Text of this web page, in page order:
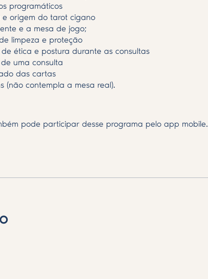
programáticos
e origem do tarot cigano
e a mesa de jogo;
limpeza e proteção
de ética e postura durante as consultas
uma consulta
das cartas
(não contempla a mesa real).
pode participar desse programa pelo app mobile.